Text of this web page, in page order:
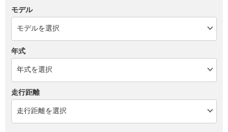
モデル
年式
走行距離